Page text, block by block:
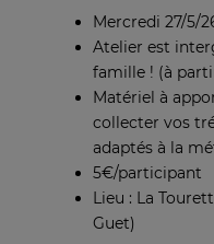
Mercredi 27/5/
Atelier est
famille ! (à
Matériel à
collecter vos
adaptés à la
5€/participant
Lieu : La
Guet)